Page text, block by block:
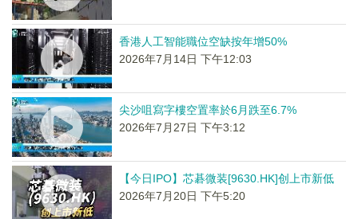
香港人工智能職位空缺按年增50%
2026年7月14日 下午12:03
尖沙咀寫字樓空置率於6月跌至6.7%
2026年7月27日 下午3:12
【今日IPO】芯碁微装[9630.HK]创上市新低
2026年7月20日 下午5:20